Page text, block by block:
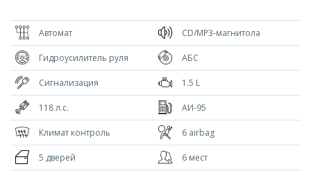
Автомат CD/MP3-магнитола
Гидроусилитель руля АБС
Сигнализация 1.5 L
118 л.с. АИ-95
Климат контроль 6 airbag
5 дверей 6 мест